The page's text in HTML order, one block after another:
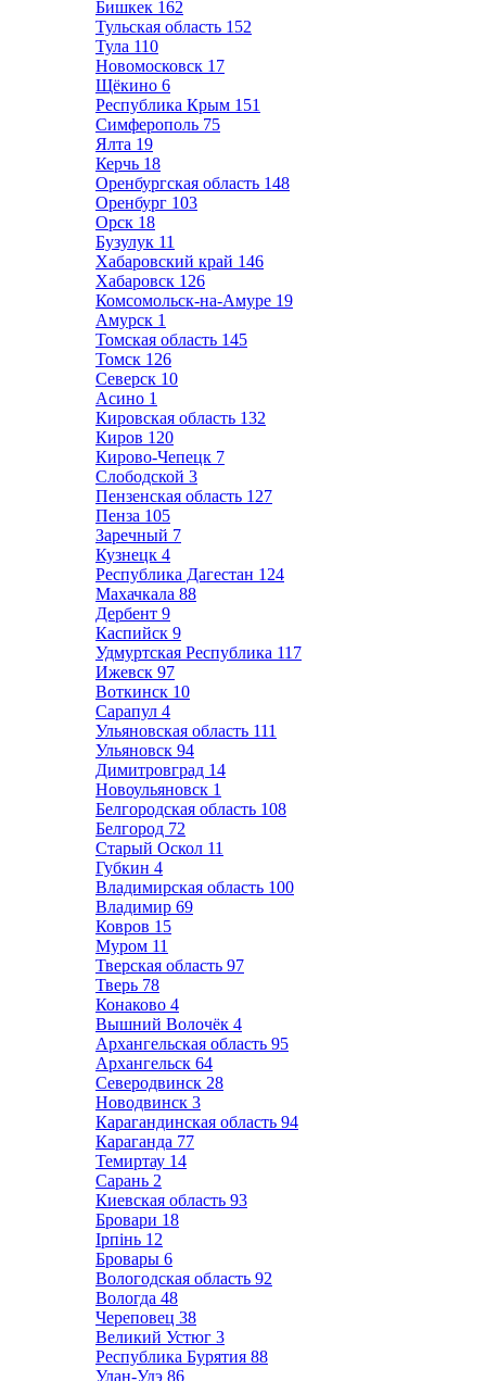
Бишкек 162
Тульская область 152
Тула 110
Новомосковск 17
Щёкино 6
Республика Крым 151
Симферополь 75
Ялта 19
Керчь 18
Оренбургская область 148
Оренбург 103
Орск 18
Бузулук 11
Хабаровский край 146
Хабаровск 126
Комсомольск-на-Амуре 19
Амурск 1
Томская область 145
Томск 126
Северск 10
Асино 1
Кировская область 132
Киров 120
Кирово-Чепецк 7
Слободской 3
Пензенская область 127
Пенза 105
Заречный 7
Кузнецк 4
Республика Дагестан 124
Махачкала 88
Дербент 9
Каспийск 9
Удмуртская Республика 117
Ижевск 97
Воткинск 10
Сарапул 4
Ульяновская область 111
Ульяновск 94
Димитровград 14
Новоульяновск 1
Белгородская область 108
Белгород 72
Старый Оскол 11
Губкин 4
Владимирская область 100
Владимир 69
Ковров 15
Муром 11
Тверская область 97
Тверь 78
Конаково 4
Вышний Волочёк 4
Архангельская область 95
Архангельск 64
Северодвинск 28
Новодвинск 3
Карагандинская область 94
Караганда 77
Темиртау 14
Сарань 2
Киевская область 93
Бровари 18
Ірпінь 12
Бровары 6
Вологодская область 92
Вологда 48
Череповец 38
Великий Устюг 3
Республика Бурятия 88
Улан-Удэ 86